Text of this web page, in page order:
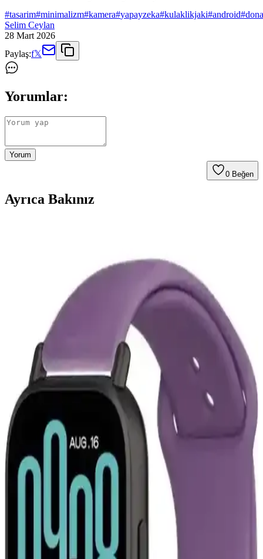
#tasarim#minimalizm#kamera#yapayzeka#kulaklikjaki#android#
Selim Ceylan
28 Mart 2026
Paylaş:f𝕏
Yorumlar:
Yorum
0 Beğen
Ayrıca Bakınız
McStorey MacBook Air Kılıfı, yüksek kaliteli TPU malzemeden
üretilmiş, şık tasarımıyla cihazınızı çizik ve darbelere karşı korur,
hafif ve estetik yapısıyla kullanım kolaylığı sağlar.
Mark Ryden Lexus MR-7510 USB Şarj Portlu
Omuz Çantası İnceleme ve Özellikleri
Lexus MR-7510, suya dayanıklı Oxford kumaş, USB şarj portu ve
düzenleyici cepleriyle günlük kullanımda pratik ve şık bir omuz
çantasıdır.
Guess Kulak Üstü Bluetooth Kulaklık İncelemesi:
Tasarım, Ses Kalitesi ve Kullanım Özellikleri
Guess kulak üstü Bluetooth kulaklık, şık tasarımı, yüksek ses kalitesi
ve ergonomik yapısıyla öne çıkar. Bluetooth 5.3 ve Type-C şarj ile
kullanımı kolay, konforlu ve dayanıklı bu model, müzik tutkunları
için ideal bir seçimdir.
Apple'ın Liquid Glass Tasarımı ve Erişilebilirlik
Sorunlarının Kullanıcı Deneyimine Etkisi
Apple'ın Liquid Glass tasarımı, düşük görme yetisine sahip
kullanıcılar için okunabilirlik sorunları yaratıyor. Uzun süredir
devam eden erişilebilirlik hataları ise performans ve kullanıcı
memnuniyetini olumsuz etkiliyor.